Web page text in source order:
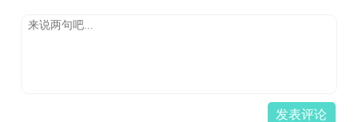
发表评论